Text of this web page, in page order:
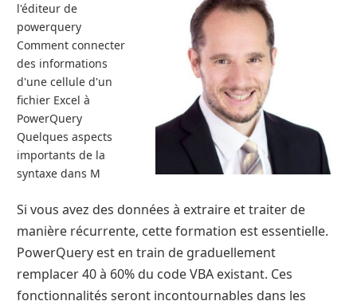
l'éditeur de
powerquery
Comment connecter
des informations
d'une cellule d'un
fichier Excel à
PowerQuery
Quelques aspects
importants de la
syntaxe dans M
Si vous avez des données à extraire et traiter de
manière récurrente, cette formation est essentielle.
PowerQuery est en train de graduellement
remplacer 40 à 60% du code VBA existant. Ces
fonctionnalités seront incontournables dans les